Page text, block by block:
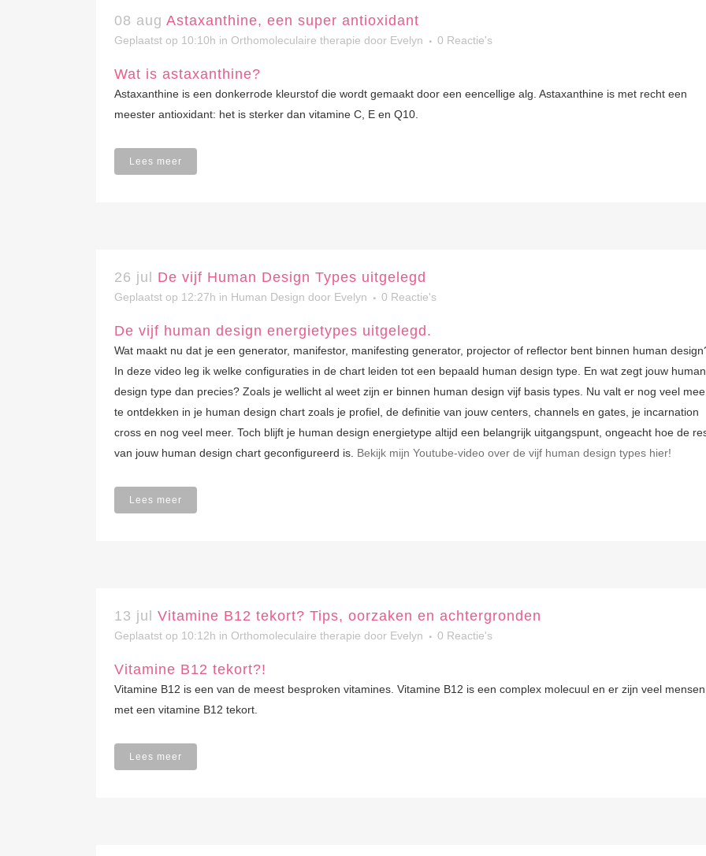
08 aug Astaxanthine, een super antioxidant
Geplaatst op 10:10h in Orthomoleculaire therapie door Evelyn 0 Reactie's
Wat is astaxanthine?
Astaxanthine is een donkerrode kleurstof die wordt gemaakt door een eencellige alg. Astaxanthine is met recht een
meester antioxidant: het is sterker dan vitamine C, E en Q10.
Lees meer
26 jul De vijf Human Design Types uitgelegd
Geplaatst op 12:27h in Human Design door Evelyn 0 Reactie's
De vijf human design energietypes uitgelegd.
Wat maakt nu dat je een generator, manifestor, manifesting generator, projector of reflector bent binnen human
In deze video leg ik welke configuraties in de chart leiden tot een bepaald human design type. En wat zegt jouw human
design type dan precies? Zoals je wellicht al weet zijn er binnen human design vijf basis types. Nu valt er nog veel
te ontdekken in je human design chart zoals je profiel, de definitie van jouw centers, channels en gates, je incarnation
cross en nog veel meer. Toch blijft je human design energietype altijd een belangrijk uitgangspunt, ongeacht hoe de
van jouw human design chart geconfigureerd is. Bekijk mijn Youtube-video over de vijf human design types hier!
Lees meer
13 jul Vitamine B12 tekort? Tips, oorzaken en achtergronden
Geplaatst op 10:12h in Orthomoleculaire therapie door Evelyn 0 Reactie's
Vitamine B12 tekort?!
Vitamine B12 is een van de meest besproken vitamines. Vitamine B12 is een complex molecuul en er zijn veel mensen
met een vitamine B12 tekort.
Lees meer